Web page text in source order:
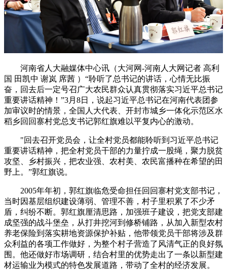
河南省人大融媒体中心讯（大河网-河南人大网记者 高利
国 田凯中 谢岚 席茜 ）“聆听了总书记的讲话，心情无比振
奋，回去后一定号召广大农民群众认真贯彻落实习近平总书记
重要讲话精神！”3月8日，说起习近平总书记在河南代表团参
加审议时的情景，全国人大代表、开封市城乡一体化示范区水
稻乡回回寨村党总支书记郭红旗难以平复内心的激动。
"回去召开党员会，让全村党员都能聆听到习近平总书记
重要讲话精神，把全村党员干部的力量拧成一股绳，聚力脱贫
攻坚、乡村振兴，把农业强、农村美、农民富播种在希望的田
野上。”郭红旗说。
2005年年初，郭红旗临危受命担任回回寨村党支部书记，
当时因基层组织建设薄弱、管理不善，村子里积累了不少矛
盾，纠纷不断。郭红旗厘清思路，加强班子建设，把党支部建
成坚强的战斗堡垒，从打井挖河到修桥铺路，从加入新型农村
养老保险到落实耕地资源保护补贴，他带领党员干部将涉及群
众利益的各项工作做好，为整个村子营造了风清气正的良好氛
围。他还做好市场调研，结合村里的优势走出了一条以新型建
材运输业为模式的特色发展道路，带动了全村的经济发展。